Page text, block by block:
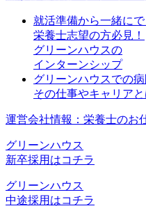
就活準備から一緒にで
栄養士志望の方必見！
グリーンハウスの
インターンシップ
グリーンハウスでの
その仕事やキャリアと
運営会社情報：栄養士のお
グリーンハウス
新卒採用はコチラ
グリーンハウス
中途採用はコチラ